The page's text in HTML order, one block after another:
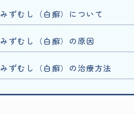
みずむし（白癬）について
みずむし（白癬）の原因
みずむし（白癬）の治療方法